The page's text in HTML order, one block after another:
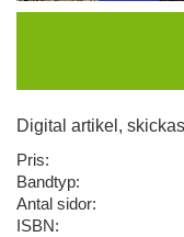
Digital artikel,
Pris:
Bandtyp:
Antal sidor:
ISBN: